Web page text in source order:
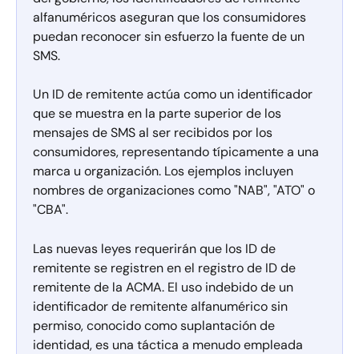
alfanuméricos aseguran que los consumidores
puedan reconocer sin esfuerzo la fuente de un
SMS.
Un ID de remitente actúa como un identificador
que se muestra en la parte superior de los
mensajes de SMS al ser recibidos por los
consumidores, representando típicamente a una
marca u organización. Los ejemplos incluyen
nombres de organizaciones como "NAB", "ATO" o
"CBA".
Las nuevas leyes requerirán que los ID de
remitente se registren en el registro de ID de
remitente de la ACMA. El uso indebido de un
identificador de remitente alfanumérico sin
permiso, conocido como suplantación de
identidad, es una táctica a menudo empleada